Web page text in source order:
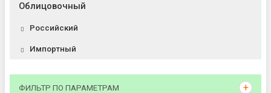
Облицовочный
Российский
Импортный
ФИЛЬТР ПО ПАРАМЕТРАМ